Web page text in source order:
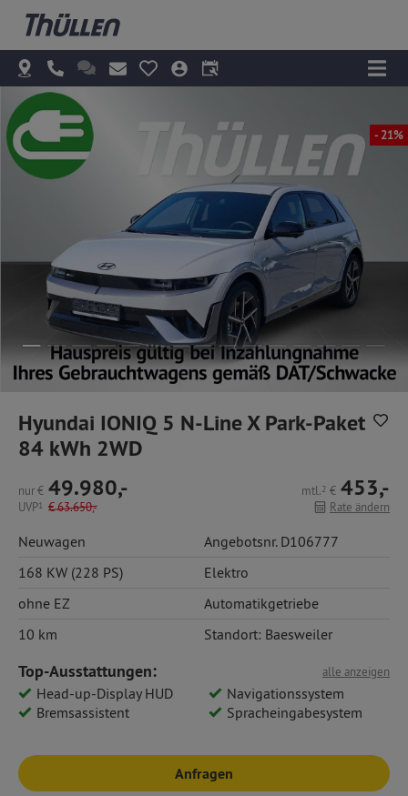
- 21%
Hyundai IONIQ 5 N-Line X Park-Paket
84 kWh 2WD
nur€ 49.980,-
UVP1 €63.650,-
mtl.2 € 453,-
Rate ändern
Neuwagen
Angebotsnr. D106777
168 KW (228 PS)
Elektro
ohne EZ
Automatikgetriebe
10 km
Standort: Baesweiler
alle anzeigen
Top-Ausstattungen:
Head-up-Display HUD
Navigationssystem
Bremsassistent
Spracheingabesystem
Anfragen